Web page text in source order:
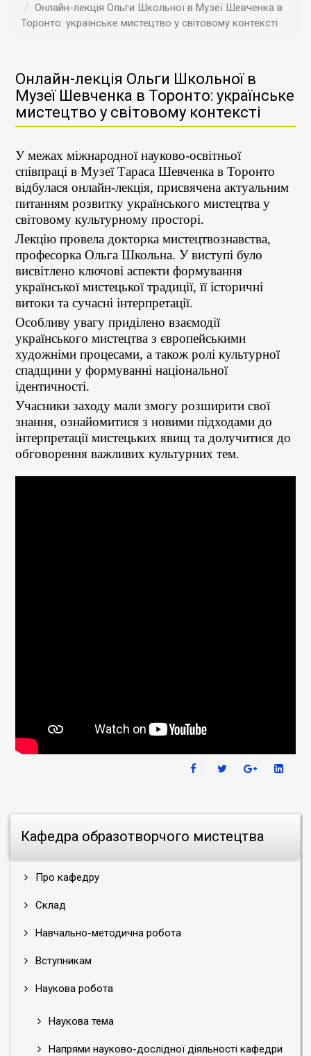
Онлайн-лекція Ольги Школьної в Музеї Шевченка в
Торонто: українське мистецтво у світовому контексті
Кафедра образотворчого мистецтва
Про кафедру
Склад
Навчально-методична робота
Вступникам
Наукова робота
Наукова тема
Напрями науково-дослідної діяльності кафедри
Онлайн-лекція Ольги Школьної в
Музеї Шевченка в Торонто: українське
мистецтво у світовому контексті
У межах міжнародної науково-освітньої
співпраці в Музеї Тараса Шевченка в Торонто
відбулася онлайн-лекція, присвячена актуальним
питанням розвитку українського мистецтва у
світовому культурному просторі.
Лекцію провела докторка мистецтвознавства,
професорка Ольга Школьна. У виступі було
висвітлено ключові аспекти формування
української мистецької традиції, її історичні
витоки та сучасні інтерпретації.
Особливу увагу приділено взаємодії
українського мистецтва з європейськими
художніми процесами, а також ролі культурної
спадщини у формуванні національної
ідентичності.
Учасники заходу мали змогу розширити свої
знання, ознайомитися з новими підходами до
інтерпретації мистецьких явищ та долучитися до
обговорення важливих культурних тем.